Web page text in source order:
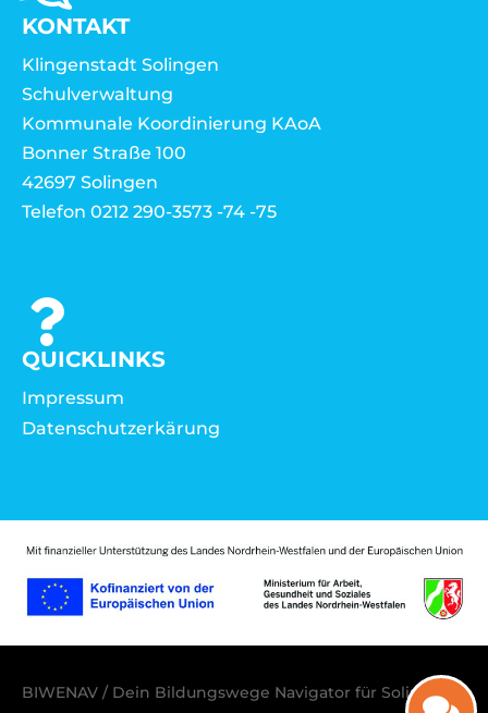
KONTAKT
Klingenstadt Solingen
Schulverwaltung
Kommunale Koordinierung KAoA
Bonner Straße 100
42697 Solingen
Telefon 0212 290-3573 -74 -75
QUICKLINKS
Impressum
Datenschutzerkärung
BIWENAV / Dein Bildungswege Navigator für Solingen